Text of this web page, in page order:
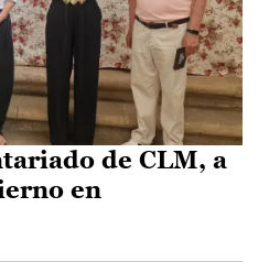
de CLM, a
en